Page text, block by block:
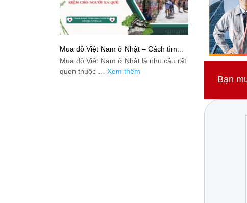
Bạn
Mua đồ Việt Nam ở Nhật – Cách tìm
mua tiện lợi, tiết kiệm cho người xa quê
Mua đồ Việt Nam ở Nhật là nhu cầu rất
quen thuộc … Xem thêm